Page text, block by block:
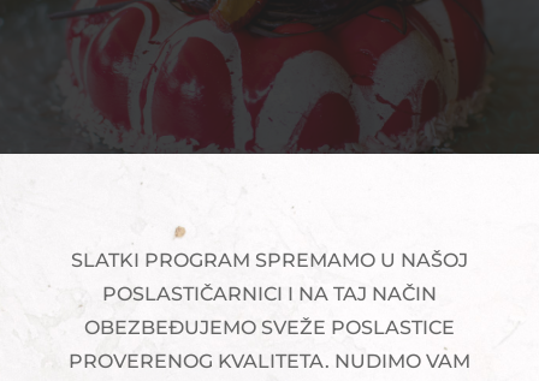
SLATKI PROGRAM SPREMAMO U NAŠOJ
POSLASTIČARNICI I NA TAJ NAČIN
OBEZBEĐUJEMO SVEŽE POSLASTICE
PROVERENOG KVALITETA. NUDIMO VAM